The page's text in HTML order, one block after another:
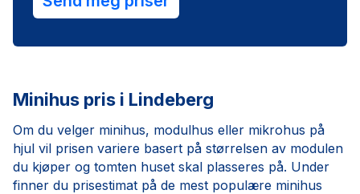
Minihus pris i Lindeberg
Om du velger minihus, modulhus eller mikrohus på
hjul vil prisen variere basert på størrelsen av modulen
du kjøper og tomten huset skal plasseres på. Under
finner du prisestimat på de mest populære minihus